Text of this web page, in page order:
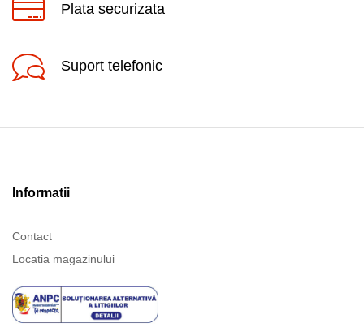
Plata securizata
Suport telefonic
Informatii
Contact
Locatia magazinului